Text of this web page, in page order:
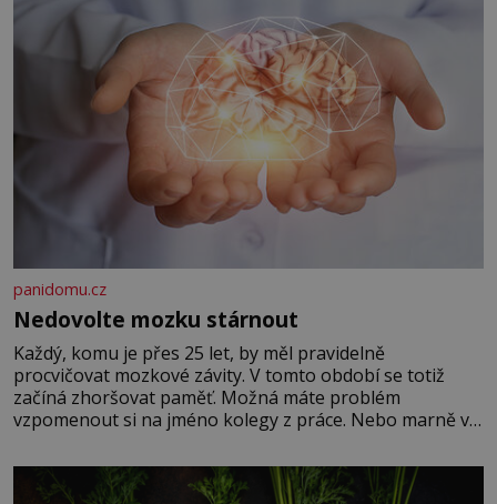
panidomu.cz
Nedovolte mozku stárnout
Každý, komu je přes 25 let, by měl pravidelně
procvičovat mozkové závity. V tomto období se totiž
začíná zhoršovat paměť. Možná máte problém
vzpomenout si na jméno kolegy z práce. Nebo marně v
Je to opravdu tak, s věkem jako kdyby se paměť
rozhodla stávkovat. Cvičte